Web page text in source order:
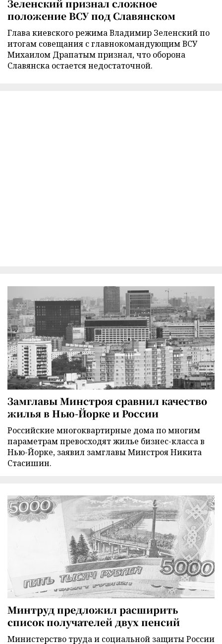
Зеленский признал сложное
положение ВСУ под Славянском
Глава киевского режима Владимир Зеленский по
итогам совещания с главнокомандующим ВСУ
Михаилом Драпатым признал, что оборона
Славянска остается недостаточной.
Замглавы Минстроя сравнил качество
жилья в Нью-Йорке и России
Российские многоквартирные дома по многим
параметрам превосходят жилье бизнес-класса в
Нью-Йорке, заявил замглавы Минстроя Никита
Стасишин.
Минтруд предложил расширить
список получателей двух пенсий
Министерство труда и социальной защиты России